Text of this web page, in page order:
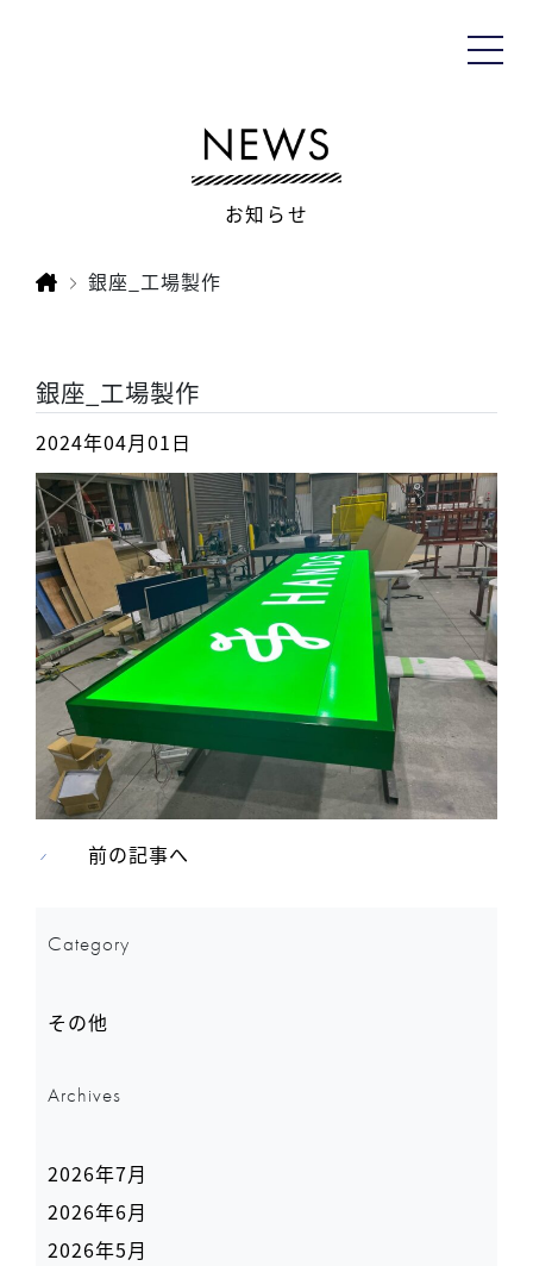
お知らせ
銀座_工場製作
銀座_工場製作
2024年04月01日
前の記事へ
Category
その他
Archives
2026年7月
2026年6月
2026年5月